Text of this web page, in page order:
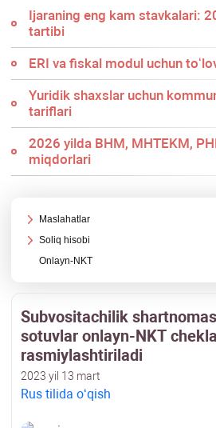
Ijaraning eng kam stavkalari:
tartibi
ERI va fiskal modul uchun
Yuridik shaхslar uchun
tariflari
2026 yilda BHM, MHTEKM,
miqdorlari
Maslahatlar
Soliq hisobi
Onlayn-NKT
Subvositachilik
sotuvlar onlayn-NKT
rasmiylashtiriladi
2023 yil 13 mart
Rus tilida oʻqish